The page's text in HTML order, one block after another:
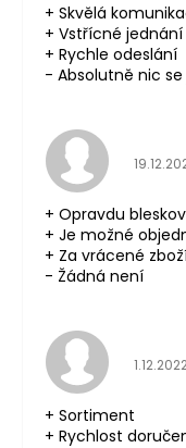
+ Skvělá
+ Vstřícné jednání
+ Rychle odeslání
- Absolutně nic
+ Opravdu
+ Je možné
+ Za vrácené
- Žádná není
+ Sortiment
+ Rychlost